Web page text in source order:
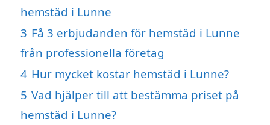
hemstäd i Lunne
3 Få 3 erbjudanden för hemstäd i Lunne
från professionella företag
4 Hur mycket kostar hemstäd i Lunne?
5 Vad hjälper till att bestämma priset på
hemstäd i Lunne?